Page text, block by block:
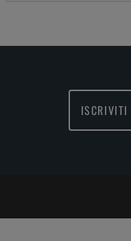
ISCRIVITI